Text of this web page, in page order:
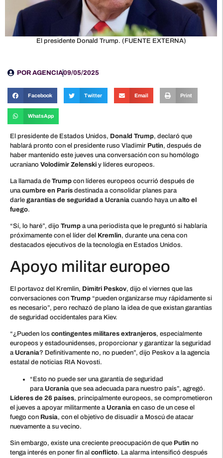
El presidente Donald Trump. (FUENTE EXTERNA)
POR AGENCIA09/05/2025
Facebook Twitter Email Print
WhatsApp
El presidente de Estados Unidos, Donald Trump, declaró que
hablará pronto con el presidente ruso Vladimir Putin, después de
haber mantenido este jueves una conversación con su homólogo
ucraniano Volodímir Zelenski y líderes europeos.
La llamada de Trump con líderes europeos ocurrió después de
una cumbre en París destinada a consolidar planes para
darle garantías de seguridad a Ucrania cuando haya un alto el
fuego.
“Sí, lo haré”, dijo Trump a una periodista que le preguntó si hablaría
próximamente con el líder del Kremlin, durante una cena con
destacados ejecutivos de la tecnología en Estados Unidos.
Apoyo militar europeo
El portavoz del Kremlin, Dimitri Peskov, dijo el viernes que las
conversaciones con Trump “pueden organizarse muy rápidamente si
es necesario”, pero rechazó de plano la idea de que existan garantías
de seguridad occidentales para Kiev.
“¿Pueden los contingentes militares extranjeros, especialmente
europeos y estadounidenses, proporcionar y garantizar la seguridad
a Ucrania? Definitivamente no, no pueden”, dijo Peskov a la agencia
estatal de noticias RIA Novosti.
“Esto no puede ser una garantía de seguridad
para Ucrania que sea adecuada para nuestro país”, agregó.
Líderes de 26 países, principalmente europeos, se comprometieron
el jueves a apoyar militarmente a Ucrania en caso de un cese el
fuego con Rusia, con el objetivo de disuadir a Moscú de atacar
nuevamente a su vecino.
Sin embargo, existe una creciente preocupación de que Putin no
tenga interés en poner fin al conflicto. La alarma intensificó después